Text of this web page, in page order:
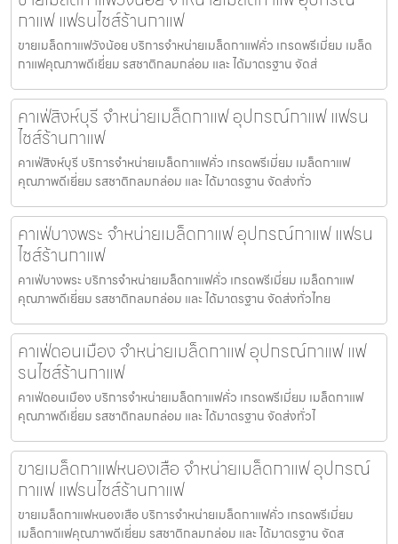
กาแฟ แฟรนไชส์ร้านกาแฟ
ขายเมล็ดกาแฟวังน้อย บริการจำหน่ายเมล็ดกาแฟคั่ว เกรดพรีเมี่ยม เมล็ด
กาแฟคุณภาพดีเยี่ยม รสชาติกลมกล่อม และ ได้มาตรฐาน จัดส่
คาเฟ่สิงห์บุรี จำหน่ายเมล็ดกาแฟ อุปกรณ์กาแฟ แฟรน
ไชส์ร้านกาแฟ
คาเฟ่สิงห์บุรี บริการจำหน่ายเมล็ดกาแฟคั่ว เกรดพรีเมี่ยม เมล็ดกาแฟ
คุณภาพดีเยี่ยม รสชาติกลมกล่อม และ ได้มาตรฐาน จัดส่งทั่ว
คาเฟ่บางพระ จำหน่ายเมล็ดกาแฟ อุปกรณ์กาแฟ แฟรน
ไชส์ร้านกาแฟ
คาเฟ่บางพระ บริการจำหน่ายเมล็ดกาแฟคั่ว เกรดพรีเมี่ยม เมล็ดกาแฟ
คุณภาพดีเยี่ยม รสชาติกลมกล่อม และ ได้มาตรฐาน จัดส่งทั่วไทย
คาเฟ่ดอนเมือง จำหน่ายเมล็ดกาแฟ อุปกรณ์กาแฟ แฟ
รนไชส์ร้านกาแฟ
คาเฟ่ดอนเมือง บริการจำหน่ายเมล็ดกาแฟคั่ว เกรดพรีเมี่ยม เมล็ดกาแฟ
คุณภาพดีเยี่ยม รสชาติกลมกล่อม และ ได้มาตรฐาน จัดส่งทั่วไ
ขายเมล็ดกาแฟหนองเสือ จำหน่ายเมล็ดกาแฟ อุปกรณ์
กาแฟ แฟรนไชส์ร้านกาแฟ
ขายเมล็ดกาแฟหนองเสือ บริการจำหน่ายเมล็ดกาแฟคั่ว เกรดพรีเมี่ยม
เมล็ดกาแฟคุณภาพดีเยี่ยม รสชาติกลมกล่อม และ ได้มาตรฐาน จัดส